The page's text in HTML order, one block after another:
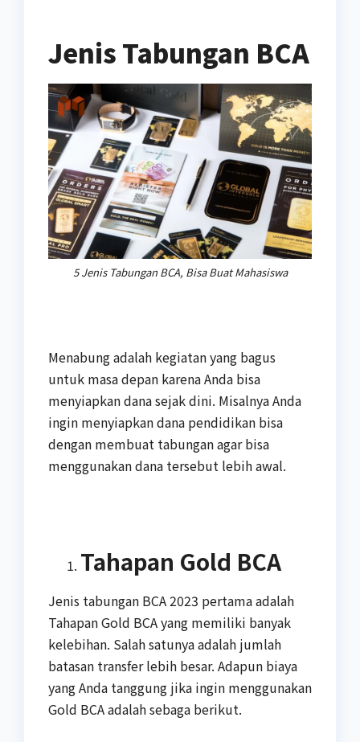
Jenis Tabungan BCA
5 Jenis Tabungan BCA, Bisa Buat Mahasiswa
Menabung adalah kegiatan yang bagus
untuk masa depan karena Anda bisa
menyiapkan dana sejak dini. Misalnya Anda
ingin menyiapkan dana pendidikan bisa
dengan membuat tabungan agar bisa
menggunakan dana tersebut lebih awal.
Tahapan Gold BCA
Jenis tabungan BCA 2023 pertama adalah
Tahapan Gold BCA yang memiliki banyak
kelebihan. Salah satunya adalah jumlah
batasan transfer lebih besar. Adapun biaya
yang Anda tanggung jika ingin menggunakan
Gold BCA adalah sebaga berikut.